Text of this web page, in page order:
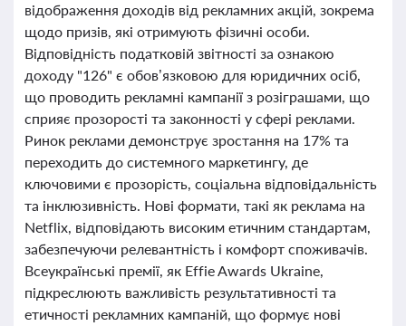
відображення доходів від рекламних акцій, зокрема
щодо призів, які отримують фізичні особи.
Відповідність податковій звітності за ознакою
доходу "126" є обов’язковою для юридичних осіб,
що проводить рекламні кампанії з розіграшами, що
сприяє прозорості та законності у сфері реклами.
Ринок реклами демонструє зростання на 17% та
переходить до системного маркетингу, де
ключовими є прозорість, соціальна відповідальність
та інклюзивність. Нові формати, такі як реклама на
Netflix, відповідають високим етичним стандартам,
забезпечуючи релевантність і комфорт споживачів.
Всеукраїнські премії, як Effie Awards Ukraine,
підкреслюють важливість результативності та
етичності рекламних кампаній, що формує нові